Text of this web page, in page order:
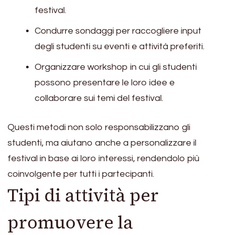
festival.
Condurre sondaggi per raccogliere input
degli studenti su eventi e attività preferiti.
Organizzare workshop in cui gli studenti
possono presentare le loro idee e
collaborare sui temi del festival.
Questi metodi non solo responsabilizzano gli
studenti, ma aiutano anche a personalizzare il
festival in base ai loro interessi, rendendolo più
coinvolgente per tutti i partecipanti.
Tipi di attività per
promuovere la